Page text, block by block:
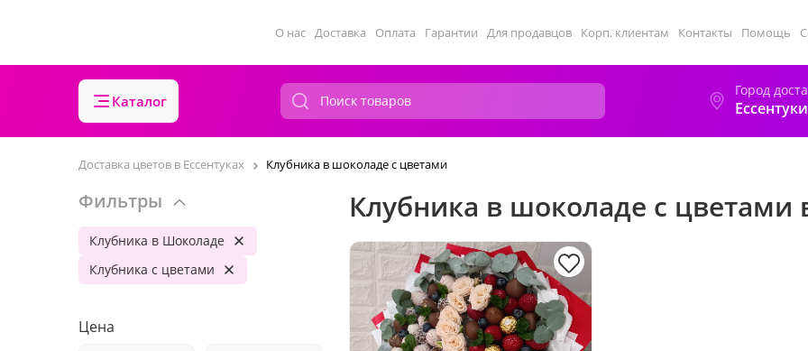
О нас Доставка Оплата Гарантии Для продавцов Корп. клиентам Контакты Помощь
Каталог
Город
Ессентуки
Доставка цветов в Ессентуках Клубника в шоколаде с цветами
Фильтры
Клубника в Шоколаде
Клубника с цветами
Цена
Клубника в шоколаде с цветами